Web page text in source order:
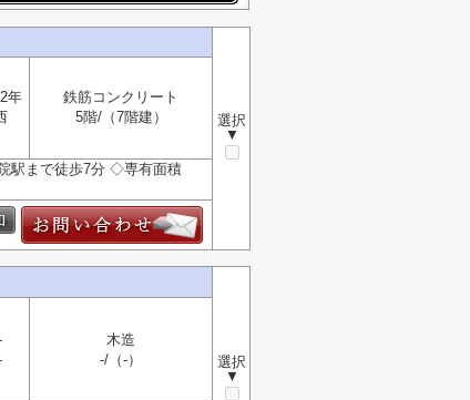
選択
▼
年
鉄筋コンクリート
5階/（7階建）
駅まで徒歩7分 ◇専有面積
選択
▼
木造
-/（-）